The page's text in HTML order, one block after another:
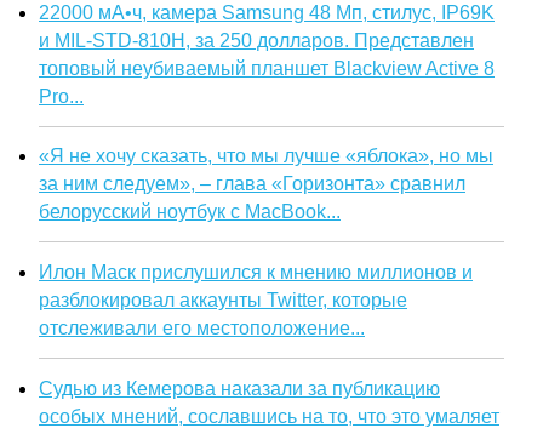
22000 мА•ч, камера Samsung 48 Мп, стилус, IP69K
и MIL-STD-810H, за 250 долларов. Представлен
топовый неубиваемый планшет Blackview Active 8
Pro...
«Я не хочу сказать, что мы лучше «яблока», но мы
за ним следуем», – глава «Горизонта» сравнил
белорусский ноутбук с MacBook...
Илон Маск прислушился к мнению миллионов и
разблокировал аккаунты Twitter, которые
отслеживали его местоположение...
Судью из Кемерова наказали за публикацию
особых мнений, сославшись на то, что это умаляет